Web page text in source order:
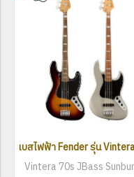
เบสไฟฟ้า Fender รุ่น
Vintera 70s JBass